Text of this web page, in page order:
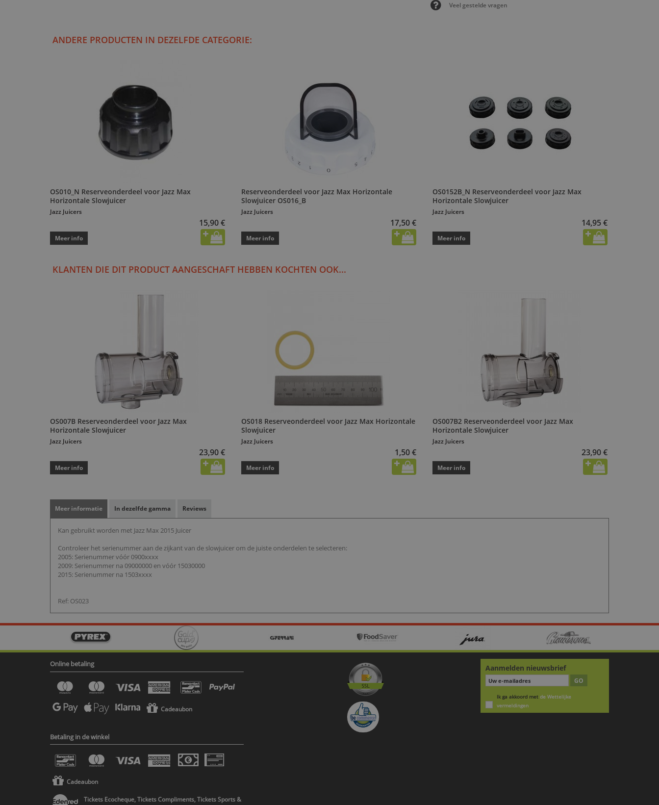
Veel gestelde vragen
ANDERE PRODUCTEN IN DEZELFDE CATEGORIE:
OS010_N Reserveonderdeel voor Jazz Max
Horizontale Slowjuicer
Jazz Juicers
15,90 €
Meer info
Reserveonderdeel voor Jazz Max Horizontale
Slowjuicer OS016_B
Jazz Juicers
17,50 €
Meer info
OS0152B_N Reserveonderdeel voor Jazz Max
Horizontale Slowjuicer
Jazz Juicers
14,95 €
Meer info
KLANTEN DIE DIT PRODUCT AANGESCHAFT HEBBEN KOCHTEN OOK...
OS007B Reserveonderdeel voor Jazz Max
Horizontale Slowjuicer
Jazz Juicers
23,90 €
Meer info
OS018 Reserveonderdeel voor Jazz Max Horizontale
Slowjuicer
Jazz Juicers
1,50 €
Meer info
OS007B2 Reserveonderdeel voor Jazz Max
Horizontale Slowjuicer
Jazz Juicers
23,90 €
Meer info
Meer informatie In dezelfde gamma Reviews
Kan gebruikt worden met Jazz Max 2015 Juicer
Controleer het serienummer aan de zijkant van de slowjuicer om de juiste onderdelen te selecteren:
2005: Serienummer vóór 0900xxxx
2009: Serienummer na 09000000 en vóór 15030000
2015: Serienummer na 1503xxxx
Ref: OS023
Online betaling
Cadeaubon
Betaling in de winkel
Cadeaubon
Tickets Ecocheque, Tickets Compliments, Tickets Sports &
Aanmelden nieuwsbrief
GO
Ik ga akkoord met de Wettelijke
vermeldingen